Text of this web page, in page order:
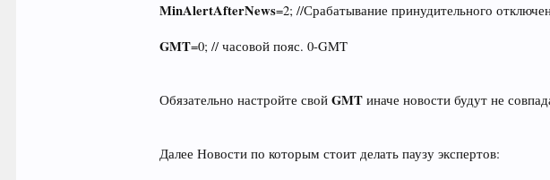
MinAlertAfterNews=2; //Срабатывание принудительного
GMT=0; // часовой пояс. 0-GMT
Обязательно настройте свойGMTиначе новости будут не
Далее Новости по которым стоит делать паузу экспертов: